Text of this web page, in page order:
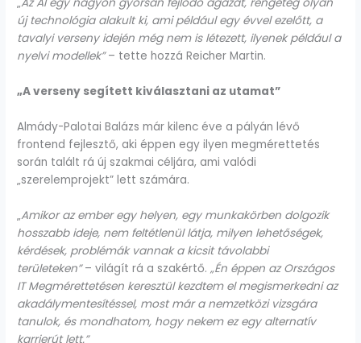
új technológia alakult ki, ami például egy évvel ezelőtt, a
tavalyi verseny idején még nem is létezett, ilyenek például a
nyelvi modellek”– tette hozzá Reicher Martin.
„A verseny segített kiválasztani az utamat”
Almády-Palotai Balázs már kilenc éve a pályán lévő
frontend fejlesztő, aki éppen egy ilyen megmérettetés
során talált rá új szakmai céljára, ami valódi
„szerelemprojekt” lett számára.
„Amikor az ember egy helyen, egy munkakörben dolgozik
hosszabb ideje, nem feltétlenül látja, milyen lehetőségek,
kérdések, problémák vannak a kicsit távolabbi
területeken”– világít rá a szakértő.„Én éppen az Országos
IT Megmérettetésen keresztül kezdtem el megismerkedni az
akadálymentesítéssel, most már a nemzetközi vizsgára
tanulok, és mondhatom, hogy nekem ez egy alternatív
karrierút lett.”